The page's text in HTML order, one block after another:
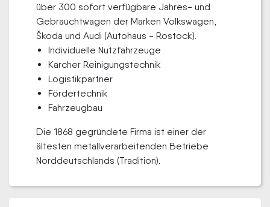
über 300 sofort verfügbare Jahres- und
Gebrauchtwagen der Marken Volkswagen,
Škoda und Audi (Autohaus - Rostock).
Individuelle Nutzfahrzeuge
Kärcher Reinigungstechnik
Logistikpartner
Fördertechnik
Fahrzeugbau
Die 1868 gegründete Firma ist einer der
ältesten metallverarbeitenden Betriebe
Norddeutschlands (Tradition).